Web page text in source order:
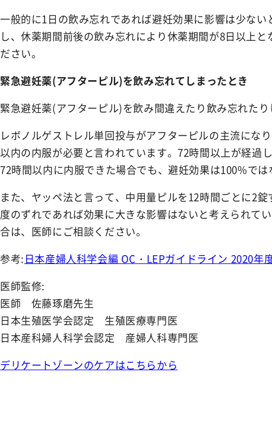
FAQよくあるご質問
CONTACT
一般的に1日の飲み忘れであれば避妊効果に影響は少な
し、休薬期間前後の飲み忘れにより休薬期間が8日以上
ださい。
緊急避妊薬(アフターピル)を飲み忘れてしまったとき
緊急避妊薬(アフターピル)を飲み間違えたり飲み忘れた
レボノルゲストレル単回投与がアフターピルの主流にな
以内の内服が必要と言われています。72時間以上が経過
72時間以内に内服できた場合でも、避妊効果は100%で
また、ヤッペ法と言って、中用量ピルを12時間ごとに2
度のずれであれば効果に大きな影響はないと考えられて
合は、医師にご相談ください。
参考: 日本産婦人科学会編 OC・LEPガイドライン 2020年
医師監修:
医師 佐藤琢磨先生
日本生殖医学会認定 生殖医療専門医
日本産科婦人科学会認定 産婦人科専門医
デリケートゾーンのケアはこちらから